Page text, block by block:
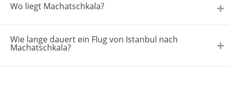
Wo liegt Machatschkala?
Wie lange dauert ein Flug von Istanbul nach
Machatschkala?